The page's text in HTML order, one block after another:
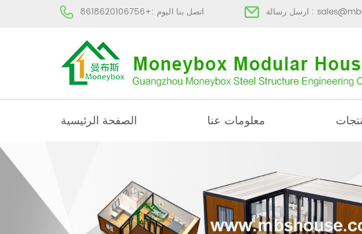
اتصل بنا اليوم :+8618620106756 ارسل رسالة :
الصفحة الرئيسية معلومات عنا